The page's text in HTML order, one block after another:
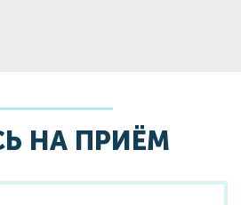
НА ПРИЁМ